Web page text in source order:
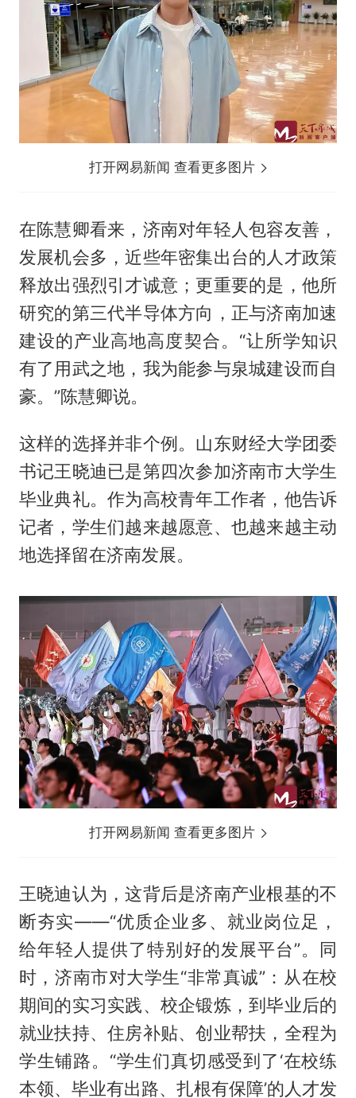
打开网易新闻 查看更多图片
在陈慧卿看来，济南对年轻人包容友善，
发展机会多，近些年密集出台的人才政策
释放出强烈引才诚意；更重要的是，他所
研究的第三代半导体方向，正与济南加速
建设的产业高地高度契合。“让所学知识
有了用武之地，我为能参与泉城建设而自
豪。”陈慧卿说。
这样的选择并非个例。山东财经大学团委
书记王晓迪已是第四次参加济南市大学生
毕业典礼。作为高校青年工作者，他告诉
记者，学生们越来越愿意、也越来越主动
地选择留在济南发展。
打开网易新闻 查看更多图片
王晓迪认为，这背后是济南产业根基的不
断夯实——“优质企业多、就业岗位足，
给年轻人提供了特别好的发展平台”。同
时，济南市对大学生“非常真诚”：从在校
期间的实习实践、校企锻炼，到毕业后的
就业扶持、住房补贴、创业帮扶，全程为
学生铺路。“学生们真切感受到了‘在校练
本领、毕业有出路、扎根有保障’的人才发